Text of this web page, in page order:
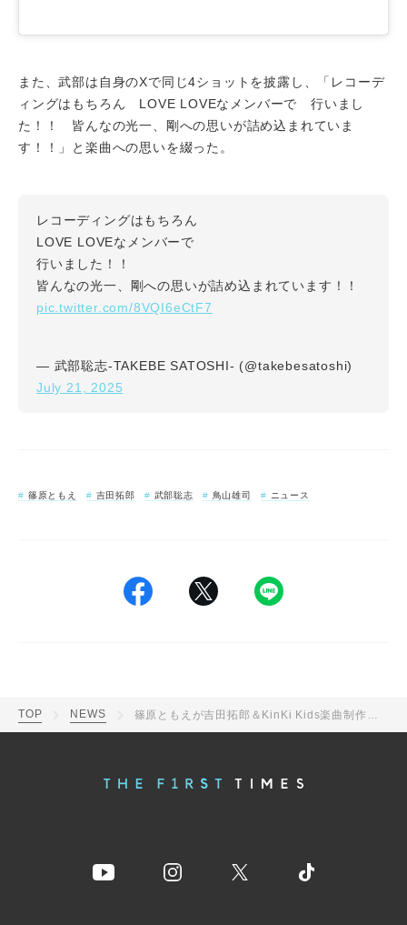
また、武部は自身のXで同じ4ショットを披露し、「レコーデ
ィングはもちろん LOVE LOVEなメンバーで 行いまし
た！！ 皆んなの光一、剛への思いが詰め込まれていま
す！！」と楽曲への思いを綴った。
レコーディングはもちろん
LOVE LOVEなメンバーで
行いました！！
皆んなの光一、剛への思いが詰め込まれています！！
pic.twitter.com/8VQI6eCtF7
— 武部聡志-TAKEBE SATOSHI- (@takebesatoshi)
July 21, 2025
篠原ともえ 吉田拓郎 武部聡志 鳥山雄司 ニュース
TOP NEWS